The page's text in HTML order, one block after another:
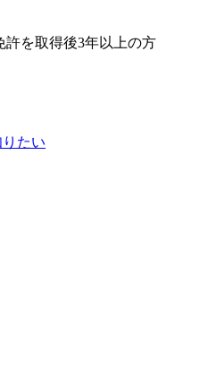
許を取得後3年以上の方
たい